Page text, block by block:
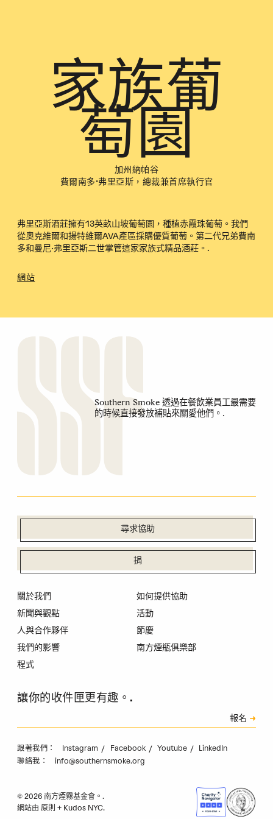
家族葡
萄園
加州納帕谷
費爾南多·弗里亞斯，總裁兼首席執行官
弗里亞斯酒莊擁有13英畝山坡葡萄園，種植赤霞珠葡萄。我們
從奧克維爾和揚特維爾AVA產區採購優質葡萄。第二代兄弟費南
多和曼尼·弗里亞斯二世掌管這家家族式精品酒莊。.
網站
Southern Smoke 透過在餐飲業員工最需要
的時候直接發放補貼來關愛他們。.
尋求協助
捐
關於我們
新聞與觀點
人與合作夥伴
我們的影響
程式
如何提供協助
活動
節慶
南方煙瓶俱樂部
讓你的收件匣更有趣。.
驗證碼
報名
跟著我們： Instagram Facebook Youtube LinkedIn
聯絡我： info@southernsmoke.org
© 2026 南方煙霧基金會。.
網站由 原則 + Kudos NYC.